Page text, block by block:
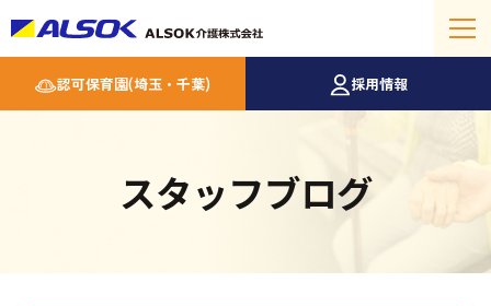
認可保育園(埼玉・千葉) 採用情報
スタッフブログ